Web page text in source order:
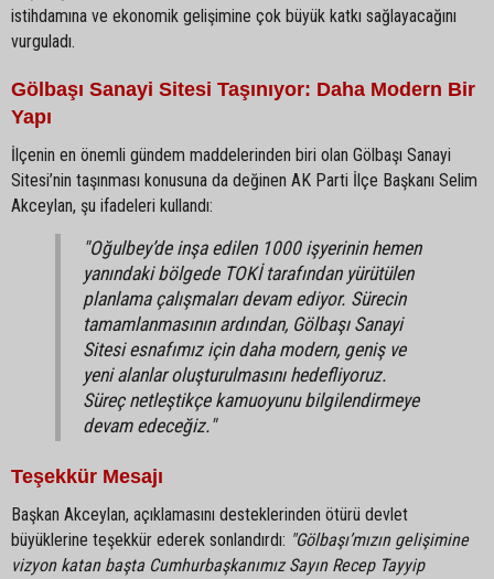
istihdamına ve ekonomik gelişimine çok büyük katkı sağlayacağını
vurguladı.
Gölbaşı Sanayi Sitesi Taşınıyor: Daha Modern Bir
Yapı
İlçenin en önemli gündem maddelerinden biri olan Gölbaşı Sanayi
Sitesi’nin taşınması konusuna da değinen AK Parti İlçe Başkanı Selim
Akceylan, şu ifadeleri kullandı:
"Oğulbey’de inşa edilen 1000 işyerinin hemen
yanındaki bölgede TOKİ tarafından yürütülen
planlama çalışmaları devam ediyor. Sürecin
tamamlanmasının ardından, Gölbaşı Sanayi
Sitesi esnafımız için daha modern, geniş ve
yeni alanlar oluşturulmasını hedefliyoruz.
Süreç netleştikçe kamuoyunu bilgilendirmeye
devam edeceğiz."
Teşekkür Mesajı
Başkan Akceylan, açıklamasını desteklerinden ötürü devlet
büyüklerine teşekkür ederek sonlandırdı: "Gölbaşı’mızın gelişimine
vizyon katan başta Cumhurbaşkanımız Sayın Recep Tayyip